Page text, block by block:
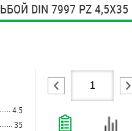
DIN 7997 PZ 4,5Х35
4.5
35